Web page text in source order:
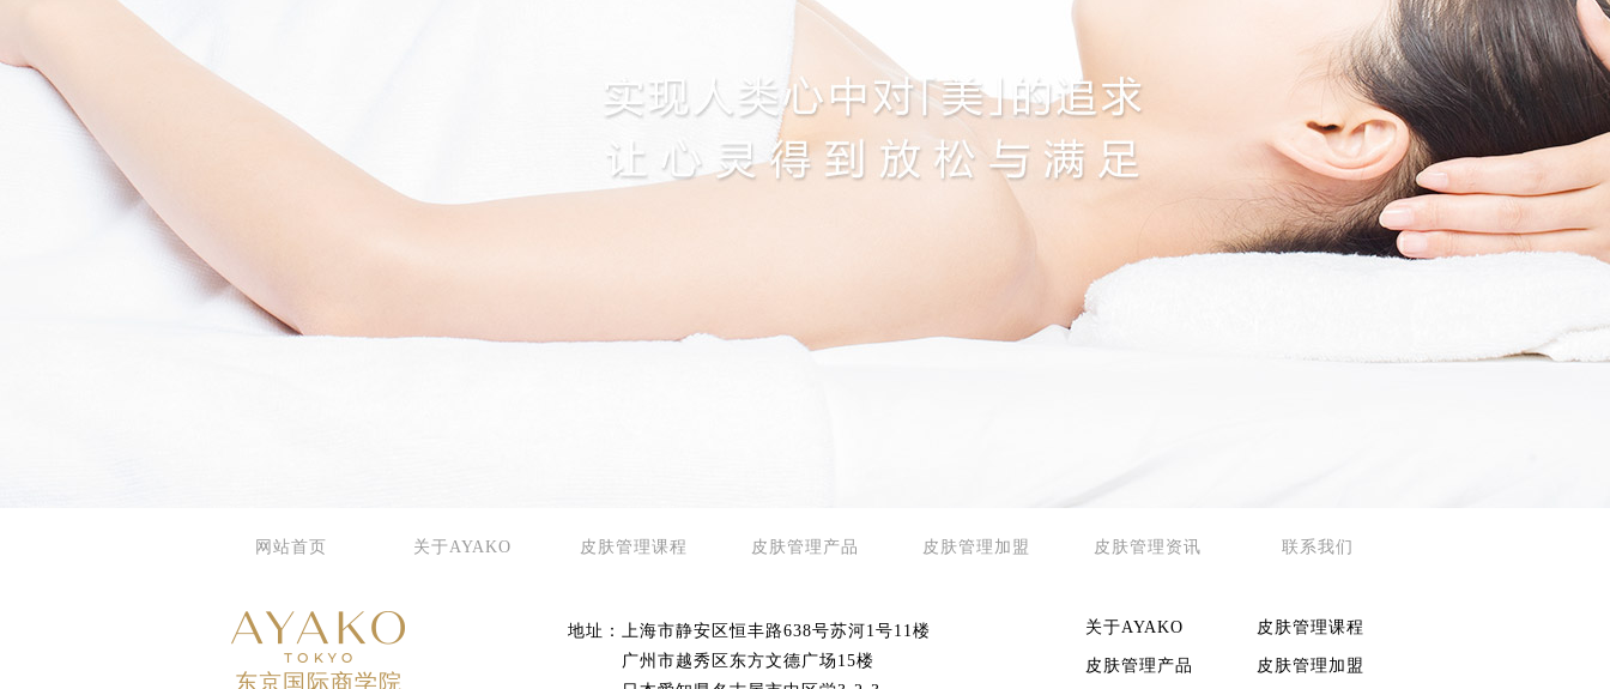
网站首页 关于AYAKO 皮肤管理课程 皮肤管理产品 皮肤管理加盟 皮肤管理资讯 联系我们
东京国际商学院
地址：上海市静安区恒丰路638号苏河1号11楼
广州市越秀区东方文德广场15楼
关于AYAKO 皮肤管理课程
皮肤管理产品 皮肤管理加盟